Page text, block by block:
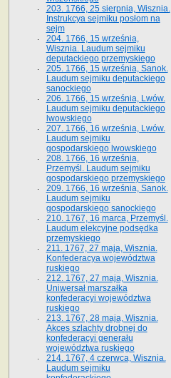
203. 1766, 25 sierpnia, Wisznia.
Instrukcya sejmiku posłom na
sejm
204. 1766, 15 września,
Wisznia. Laudum sejmiku
deputackiego przemyskiego
205. 1766, 15 września, Sanok.
Laudum sejmiku deputackiego
sanockiego
206. 1766, 15 września, Lwów.
Laudum sejmiku deputackiego
lwowskiego
207. 1766, 16 września, Lwów.
Laudum sejmiku
gospodarskiego lwowskiego
208. 1766, 16 września,
Przemyśl. Laudum sejmiku
gospodarskiego przemyskiego
209. 1766, 16 września, Sanok.
Laudum sejmiku
gospodarskiego sanockiego
210. 1767, 16 marca, Przemyśl.
Laudum elekcyjne podsędka
przemyskiego
211. 1767, 27 maja, Wisznia.
Konfederacya województwa
ruskiego
212. 1767, 27 maja, Wisznia.
Uniwersał marszałka
konfederacyi województwa
ruskiego
213. 1767, 28 maja, Wisznia.
Akces szlachty drobnej do
konfederacyi generału
województwa ruskiego
214. 1767, 4 czerwca, Wisznia.
Laudum sejmiku